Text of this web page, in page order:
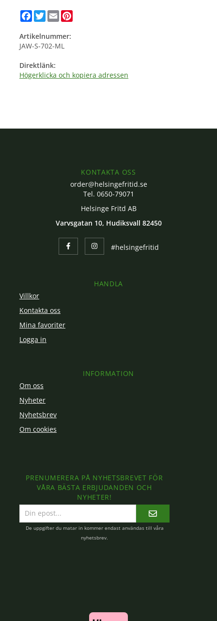
Facebook
Twitter
Email
Artikelnummer:
JAW-S-702-ML
Direktlänk:
Högerklicka och kopiera adressen
KONTAKTA OSS
order@helsingefritid.se
Tel. 0650-79071
Helsinge Fritd AB
Varvsgatan 10, Hudiksvall 82450
#helsingefritid
HANDLA
Villkor
Kontakta oss
Mina favoriter
Logga in
INFORMATION
Om oss
Nyheter
Nyhetsbrev
Om cookies
PRENUMERERA PÅ NYHETSBREVET FÖR
VÅRA BÄSTA ERBJUDANDEN OCH
NYHETER!
postadress
De uppgifter du matar in kommer endast användas till våra
nyhetsbrev.